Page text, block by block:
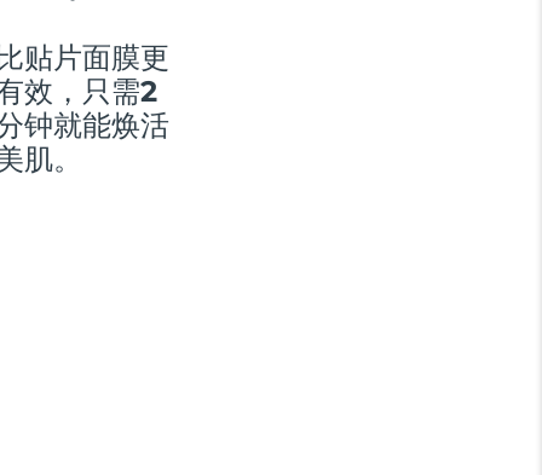
贴片面膜更
效，只需2
钟就能焕活
肌。